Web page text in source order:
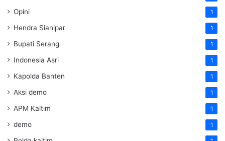
Opini 1
Hendra Sianipar 1
Bupati Serang 1
Indonesia Asri 1
Kapolda Banten 1
Aksi demo 1
APM Kaltim 1
demo 1